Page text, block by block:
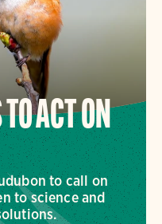
ACT ON
to call on
to science and